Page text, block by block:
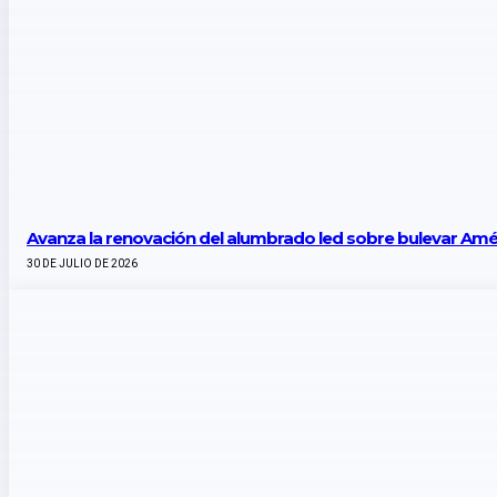
Avanza la renovación del alumbrado led sobre bulevar
30 DE JULIO DE 2026